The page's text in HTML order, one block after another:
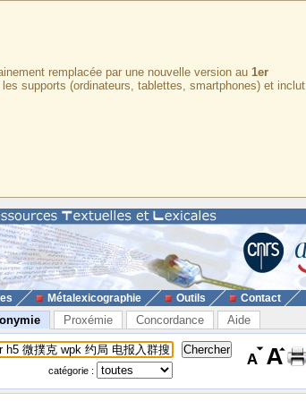
remplacée par une nouvelle version au 1er
supports (ordinateurs, tablettes, smartphones) et inclut
Métalexicographie Outils Contact
Proxémie Concordance Aide
catégorie :